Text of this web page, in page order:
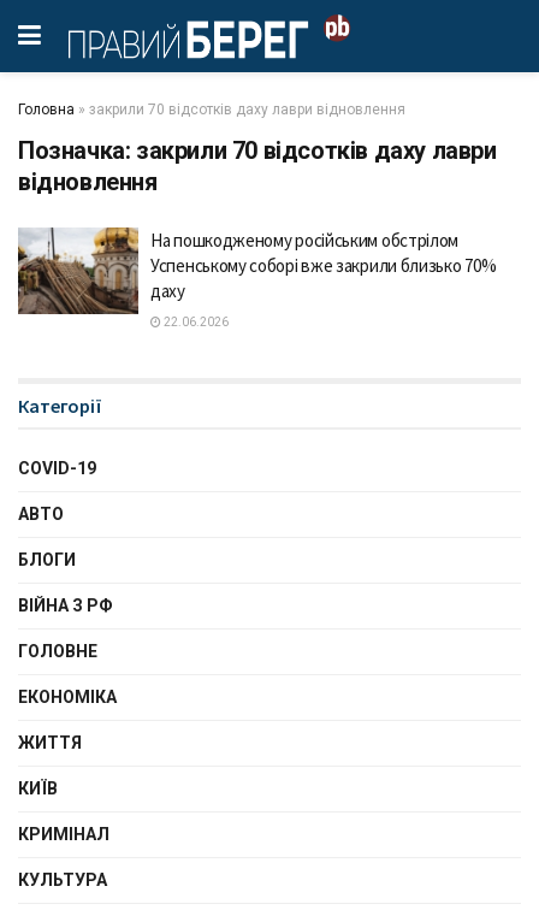
Головна » закрили 70 відсотків даху лаври відновлення
Позначка: закрили 70 відсотків даху лаври
відновлення
На пошкодженому російським обстрілом
Успенському соборі вже закрили близько 70%
даху
22.06.2026
Категорії
COVID-19
АВТО
БЛОГИ
ВІЙНА З РФ
ГОЛОВНЕ
ЕКОНОМІКА
ЖИТТЯ
КИЇВ
КРИМІНАЛ
КУЛЬТУРА